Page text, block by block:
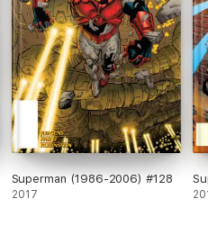
Superman (1986-2006) #128
2017